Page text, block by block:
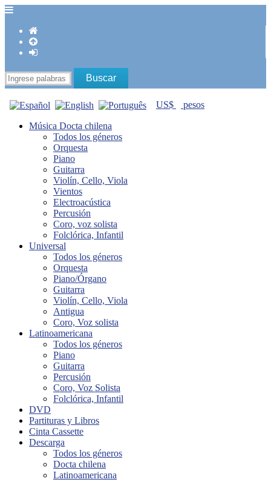
US$ pesos
Música Docta chilena
Todos los géneros
Orquesta
Piano
Guitarra
Violín, Cello, Viola
Vientos
Electroacústica
Percusión
Coro, voz solista
Folclórica, Infantil
Universal
Todos los géneros
Orquesta
Piano/Órgano
Guitarra
Violín, Cello, Viola
Antigua
Coro, Voz solista
Latinoamericana
Todos los géneros
Piano
Guitarra
Percusión
Coro, Voz Solista
Folclórica, Infantil
DVD
Partituras y Libros
Cinta Cassette
Descarga
Todos los géneros
Docta chilena
Latinoamericana